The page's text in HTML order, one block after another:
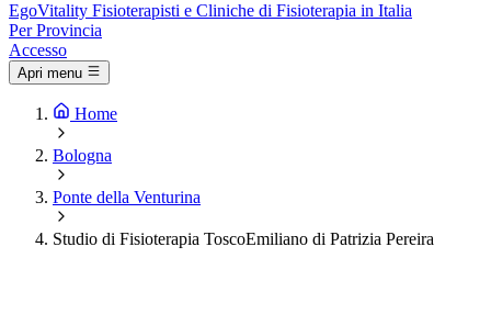
EgoVitality Fisioterapisti e Cliniche di Fisioterapia in Italia
Per Provincia
Accesso
Apri menu
Home
Bologna
Ponte della Venturina
Studio di Fisioterapia ToscoEmiliano di Patrizia Pereira